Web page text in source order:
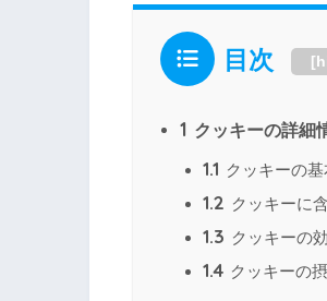
目次 [
1 クッキーの詳細
1.1 クッキーの
1.2 クッキーに
1.3 クッキーの
1.4 クッキーの